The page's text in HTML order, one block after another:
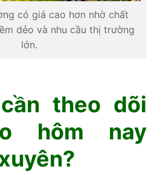
có giá cao hơn nhờ chất
dẻo và nhu cầu thị trường
lớn.
theo dõi
hôm nay